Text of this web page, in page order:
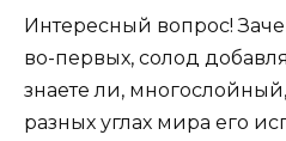
Интересный вопрос!
во-первых, солод
знаете ли,
разных углах мира его